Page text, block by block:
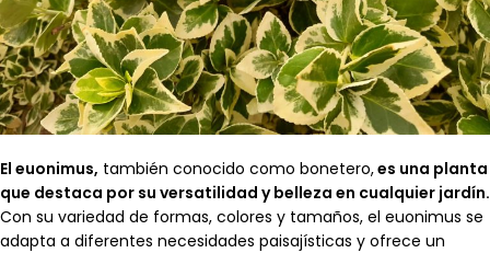
El euonimus, también conocido como bonetero,es una planta
que destaca por su versatilidad y belleza en cualquier jardín.
Con su variedad de formas, colores y tamaños, el euonimus se
adapta a diferentes necesidades paisajísticas y ofrece un